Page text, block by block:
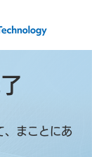
、まことにあ